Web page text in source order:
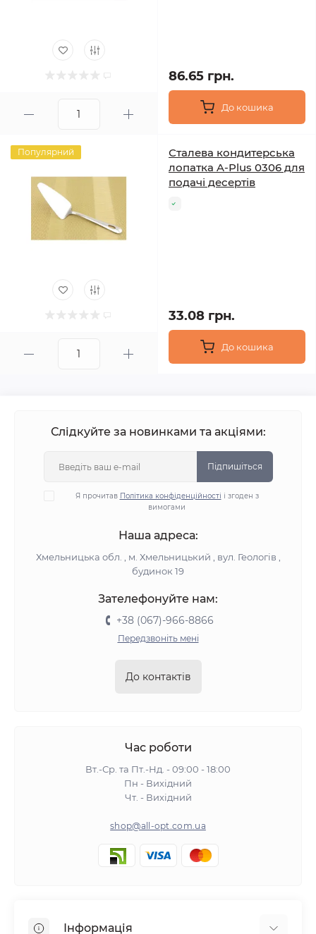
86.65 грн.
До кошика
Популярний
Сталева кондитерська
лопатка A-Plus 0306 для
подачі десертів
33.08 грн.
До кошика
Слідкуйте за новинками та акціями:
Підпишіться
Я прочитав Політика конфіденційності і згоден з
вимогами
Наша адреса:
Хмельницька обл. , м. Хмельницький , вул. Геологів ,
будинок 19
Зателефонуйте нам:
+38 (067)-966-8866
Передзвоніть мені
До контактів
Час роботи
Вт.-Ср. та Пт.-Нд. - 09:00 - 18:00
Пн - Вихідний
Чт. - Вихідний
shop@all-opt.com.ua
Інформація